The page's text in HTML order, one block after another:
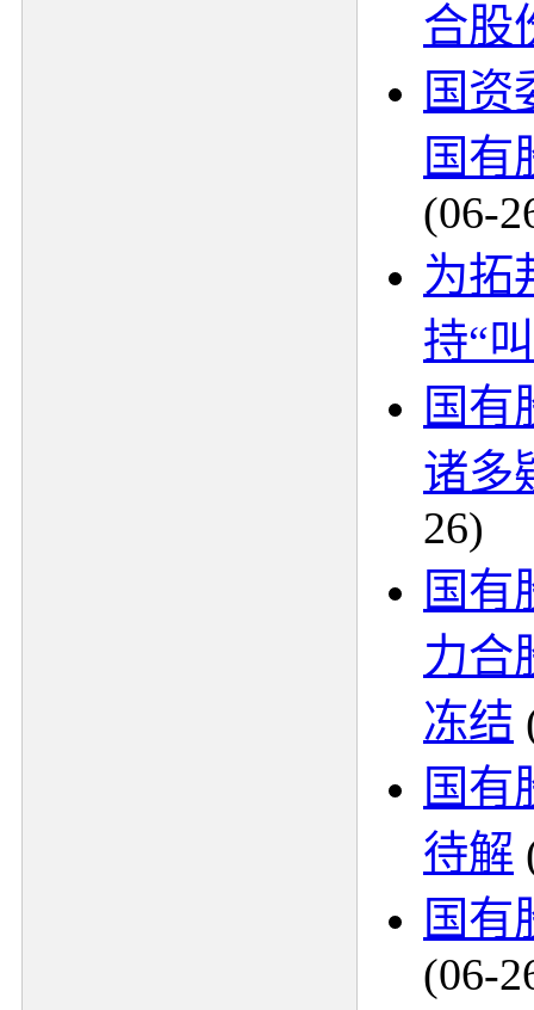
合股
国资
国有
(06-
为拓
持“
国有
诸多
26)
国有
力合
冻结
国有
待解
国有
(06-